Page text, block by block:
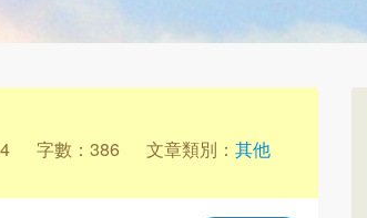
字數：386 文章類別： 其他